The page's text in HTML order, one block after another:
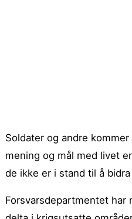
Soldater og andre
mening og mål med livet
de ikke er i stand til å
Forsvarsdepartmentet har